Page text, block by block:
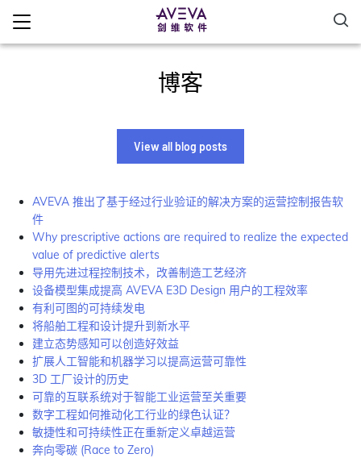
博客
View all blog posts
AVEVA 推出了基于经过行业验证的解决方案的运营控制报告软
件
Why prescriptive actions are required to realize the expected
value of predictive alerts
导用先进过程控制技术，改善制造工艺经济
设备模型集成提高 AVEVA E3D Design 用户的工程效率
有利可图的可持续发电
将船舶工程和设计提升到新水平
建立态势感知可以创造好效益
扩展人工智能和机器学习以提高运营可靠性
3D 工厂设计的历史
可靠的互联系统对于智能工业运营至关重要
数字工程如何推动化工行业的绿色认证？
敏捷性和可持续性正在重新定义卓越运营
奔向零碳 (Race to Zero)